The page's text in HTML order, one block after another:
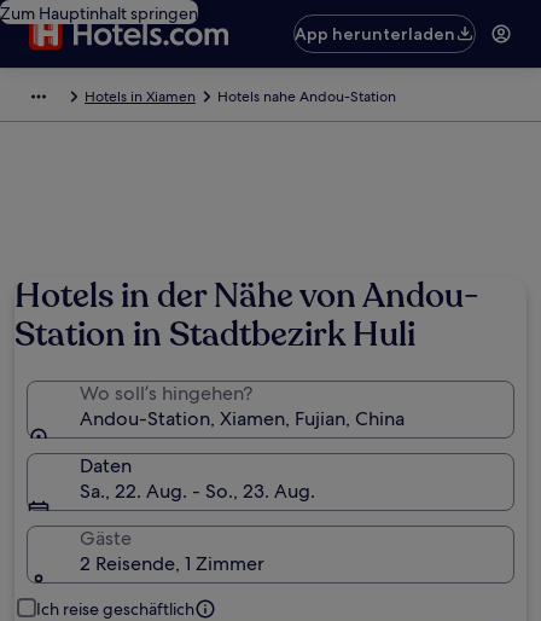
Zum Hauptinhalt springen
App herunterladen
Hotels in Xiamen Hotels nahe Andou-Station
Hotels in der Nähe von Andou-
Station in Stadtbezirk Huli
Wo soll’s hingehen?
Andou-Station, Xiamen, Fujian, China
Daten
Sa., 22. Aug. - So., 23. Aug.
Gäste
2 Reisende, 1 Zimmer
Ich reise geschäftlich